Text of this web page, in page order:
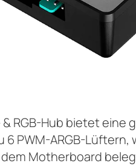
& RGB-Hub bietet
PWM-ARGB-Lüftern,
Motherboard